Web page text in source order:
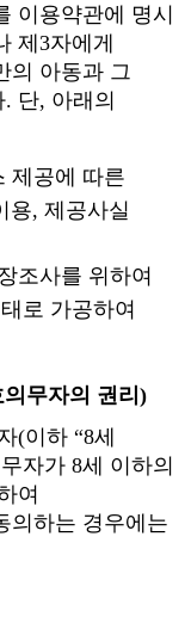
이용약관에 명시
제3자에게
의 아동과 그
단, 아래의
제공에 따른
용, 제공사실
조사를 위하여
로 가공하여
무자의 권리)
(이하 “8세
자가 8세 이하의
여
의하는 경우에는